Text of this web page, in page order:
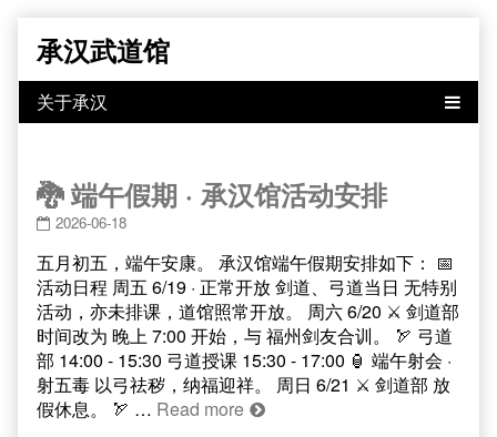
content
承汉武道馆
🐉 端午假期 · 承汉馆活动安排
2026-06-18
五月初五，端午安康。 承汉馆端午假期安排如下： 📅
活动日程 周五 6/19 · 正常开放 剑道、弓道当日 无特别
活动，亦未排课，道馆照常开放。 周六 6/20 ⚔️ 剑道部
时间改为 晚上 7:00 开始，与 福州剑友合训。 🏹 弓道
部 14:00 - 15:30 弓道授课 15:30 - 17:00 🏮 端午射会 ·
射五毒 以弓祛秽，纳福迎祥。 周日 6/21 ⚔️ 剑道部 放
假休息。 🏹 … Read more